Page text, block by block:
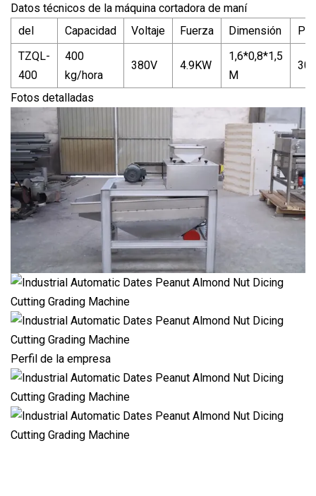
Datos técnicos de la máquina cortadora de maní
del
Capacidad Voltaje Fuerza Dimensión
TZQL-
400
400
kg/hora
380V 4.9KW
1,6*0,8*1,5
M
Fotos detalladas
Perfil de la empresa